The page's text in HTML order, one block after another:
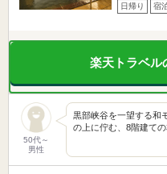
日帰り 宿
楽天トラベル
50代～
男性
黒部峡谷を一望する和
の上に佇む、8階建て